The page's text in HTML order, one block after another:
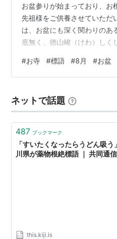
お盆参りが始まっており、お
先祖様をご供養させていただ
は、お盆にも深く関わりのあ
底無く、徳山峻（けわ）しく
に深く、その徳は天を衝く険
う意味です。 弘法大師空海
上げた願文（がんもん）の一
私たちは父と母より命を授か
り命を授かっています。更に
#お寺 #標語 #8月 #お盆
ネットで話題
487 ブックマーク
「すいたくなったらうどん吸
川県が薬物根絶標語 ｜ 共同通信
this.kiji.is